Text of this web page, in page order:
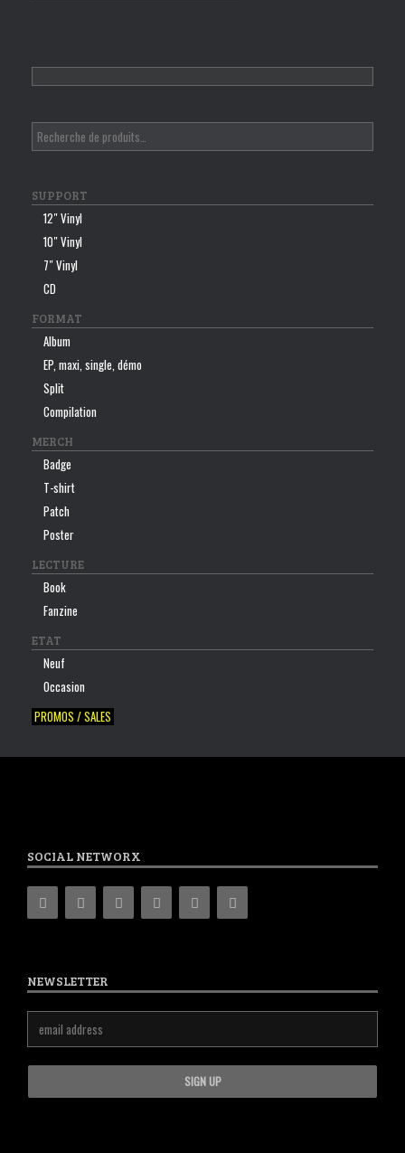
SUPPORT
12″ Vinyl
10″ Vinyl
7″ Vinyl
CD
FORMAT
Album
EP, maxi, single, démo
Split
Compilation
MERCH
Badge
T-shirt
Patch
Poster
LECTURE
Book
Fanzine
ETAT
Neuf
Occasion
PROMOS / SALES
SOCIAL NETWORX
NEWSLETTER